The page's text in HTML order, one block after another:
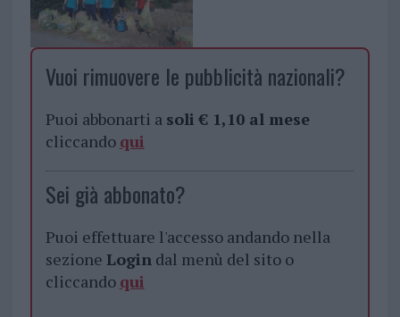
Vuoi rimuovere le pubblicità nazionali?
Puoi abbonarti a soli € 1,10 al mese
cliccando qui
Sei già abbonato?
Puoi effettuare l'accesso andando nella
sezione Logindal menù del sito o
cliccando qui